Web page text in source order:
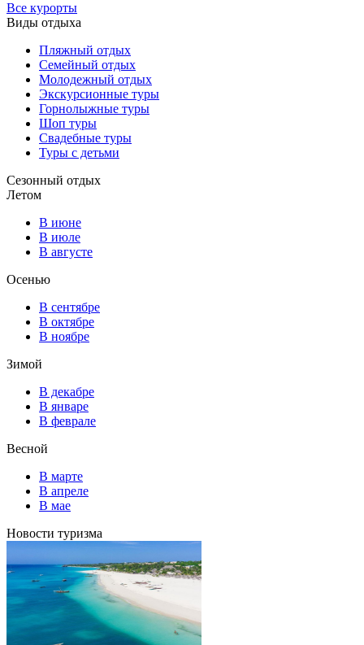
Все курорты
Виды отдыха
Пляжный отдых
Семейный отдых
Молодежный отдых
Экскурсионные туры
Горнолыжные туры
Шоп туры
Свадебные туры
Туры с детьми
Сезонный отдых
Летом
В июне
В июле
В августе
Осенью
В сентябре
В октябре
В ноябре
Зимой
В декабре
В январе
В феврале
Весной
В марте
В апреле
В мае
Новости туризма